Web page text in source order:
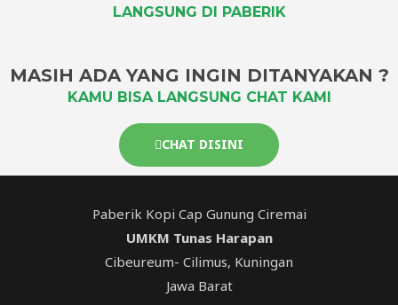
LANGSUNG DI PABERIK
MASIH ADA YANG INGIN DITANYAKAN ?
KAMU BISA LANGSUNG CHAT KAMI
CHAT DISINI
Paberik Kopi Cap Gunung Ciremai
UMKM Tunas Harapan
Cibeureum- Cilimus, Kuningan
Jawa Barat